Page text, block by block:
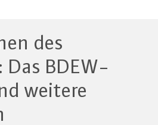
des
Das BDEW-
weitere